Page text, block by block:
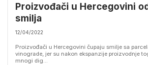
Proizvođači u Hercegovini
smilja
12/04/2022
Proizvođači u Hercegovini čupaju smilje sa
vinograde, jer su nakon ekspanzije proizvodnje
mnogi dig...